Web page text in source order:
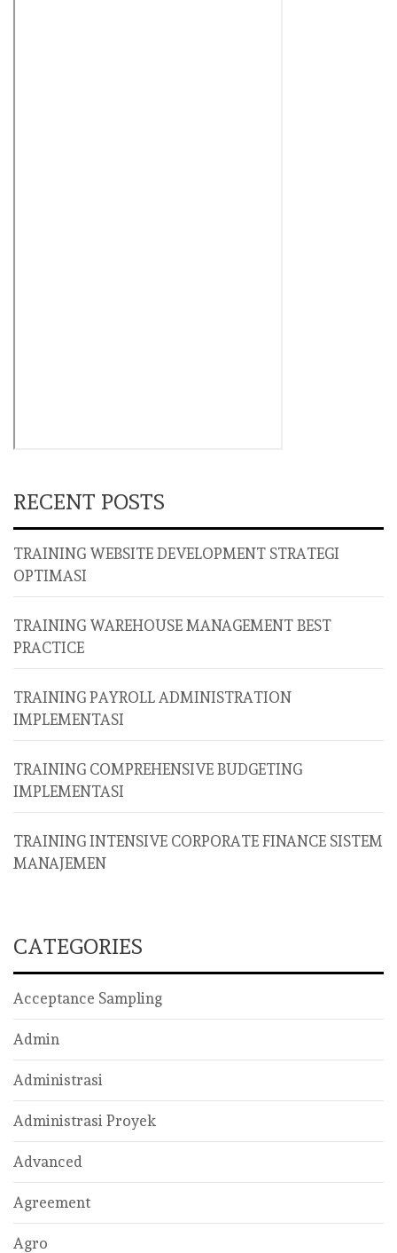
RECENT POSTS
TRAINING WEBSITE DEVELOPMENT STRATEGI
OPTIMASI
TRAINING WAREHOUSE MANAGEMENT BEST
PRACTICE
TRAINING PAYROLL ADMINISTRATION
IMPLEMENTASI
TRAINING COMPREHENSIVE BUDGETING
IMPLEMENTASI
TRAINING INTENSIVE CORPORATE FINANCE SISTEM
MANAJEMEN
CATEGORIES
Acceptance Sampling
Admin
Administrasi
Administrasi Proyek
Advanced
Agreement
Agro